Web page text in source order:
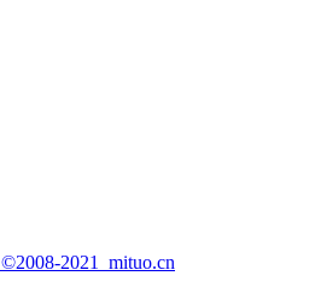
©2008-2021 mituo.cn